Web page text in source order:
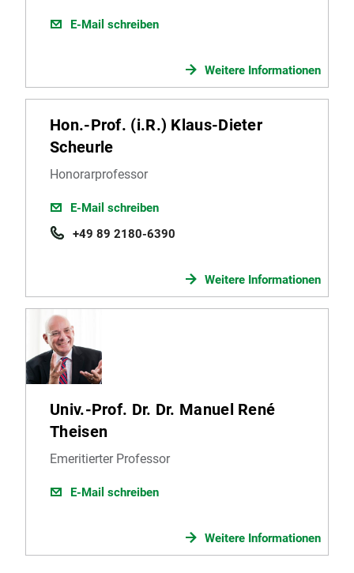
E-Mail schreiben
Weitere Informationen
Hon.-Prof. (i.R.) Klaus-Dieter
Scheurle
Honorarprofessor
E-Mail schreiben
+49 89 2180-6390
Weitere Informationen
Univ.-Prof. Dr. Dr. Manuel René
Theisen
Emeritierter Professor
E-Mail schreiben
Weitere Informationen